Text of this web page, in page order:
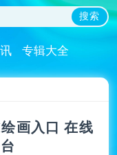
搜索
专辑大全
画入口 在线